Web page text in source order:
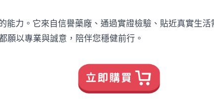
能力。它來自信譽藥廠、通過實證檢驗、貼近真實生
願以專業與誠意，陪伴您穩健前行。